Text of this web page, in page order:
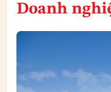
Doanh